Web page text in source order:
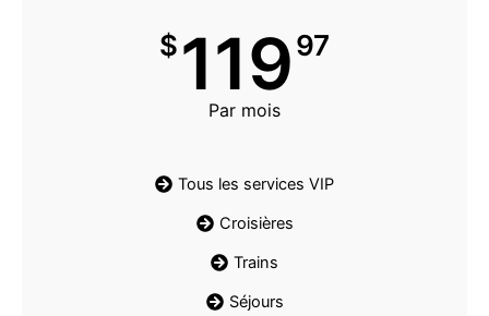
$11997
Par mois
Tous les services VIP
Croisières
Trains
Séjours